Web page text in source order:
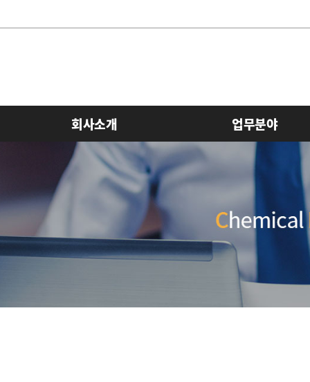
회사소개 업무분야